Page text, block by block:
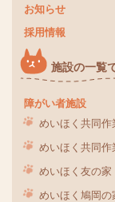
お知らせ
採用情報
施設の一覧
障がい者施設
めいほく共同作
めいほく共同作
めいほく友の家
めいほく鳩岡の